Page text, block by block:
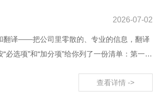
2026-07-02
翻译——把公司里零散的、专业的信息，翻译
选项”和“加分项”给你列了一份清单：第一维
查看详情 ->